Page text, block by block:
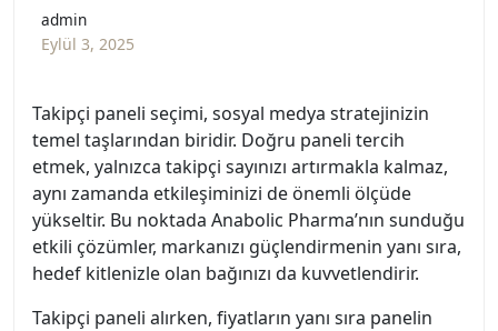
admin
Eylül 3, 2025
Takipçi paneli seçimi, sosyal medya stratejinizin
temel taşlarından biridir. Doğru paneli tercih
etmek, yalnızca takipçi sayınızı artırmakla kalmaz,
aynı zamanda etkileşiminizi de önemli ölçüde
yükseltir. Bu noktada Anabolic Pharma’nın sunduğu
etkili çözümler, markanızı güçlendirmenin yanı sıra,
hedef kitlenizle olan bağınızı da kuvvetlendirir.
Takipçi paneli alırken, fiyatların yanı sıra panelin